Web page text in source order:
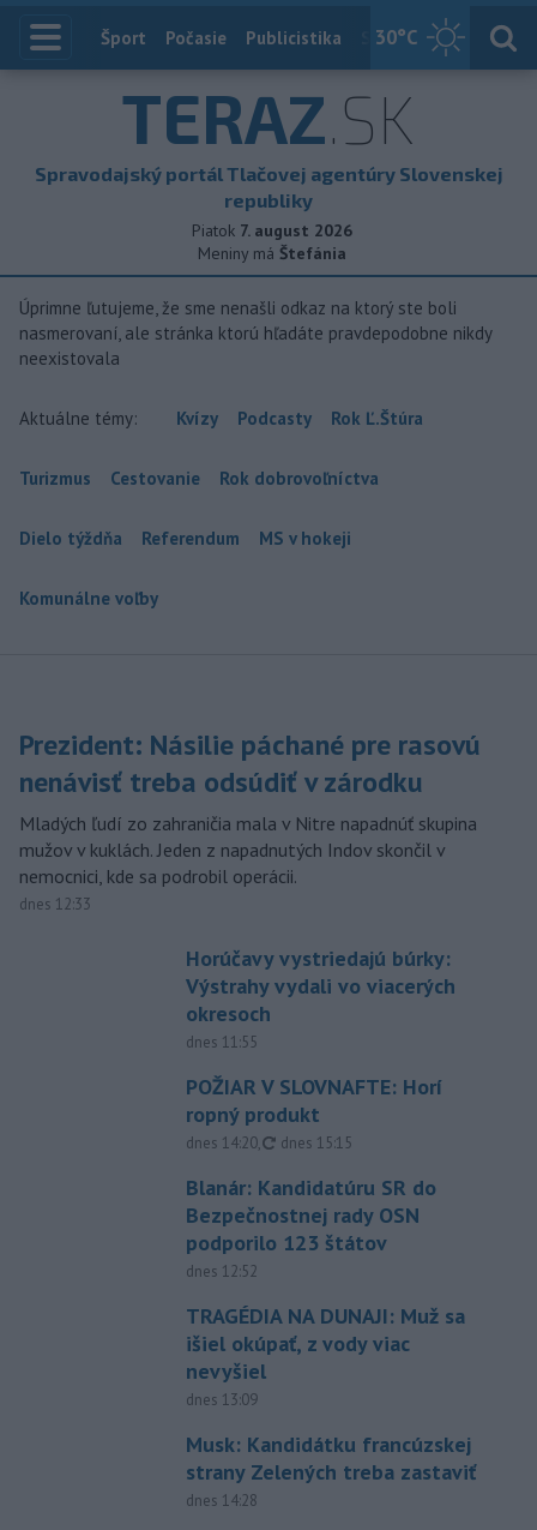
30°C
Index
Šport Počasie Publicistika Slovensko
TERAZ.SK
Spravodajský portál Tlačovej agentúry Slovenskej
republiky
Piatok 7. august 2026
Meniny má Štefánia
Úprimne ľutujeme, že sme nenašli odkaz na ktorý ste boli
nasmerovaní, ale stránka ktorú hľadáte pravdepodobne nikdy
neexistovala
Aktuálne témy: Kvízy Podcasty Rok Ľ.Štúra
Turizmus Cestovanie Rok dobrovoľníctva
Dielo týždňa Referendum MS v hokeji
Komunálne voľby
Prezident: Násilie páchané pre rasovú
nenávisť treba odsúdiť v zárodku
Mladých ľudí zo zahraničia mala v Nitre napadnúť skupina
mužov v kuklách. Jeden z napadnutých Indov skončil v
nemocnici, kde sa podrobil operácii.
dnes 12:33
Horúčavy vystriedajú búrky:
Výstrahy vydali vo viacerých
okresoch
dnes 11:55
POŽIAR V SLOVNAFTE: Horí
ropný produkt
dnes 14:20, aktualizované
dnes 15:15
Blanár: Kandidatúru SR do
Bezpečnostnej rady OSN
podporilo 123 štátov
dnes 12:52
TRAGÉDIA NA DUNAJI: Muž sa
išiel okúpať, z vody viac
nevyšiel
dnes 13:09
Musk: Kandidátku francúzskej
strany Zelených treba zastaviť
dnes 14:28